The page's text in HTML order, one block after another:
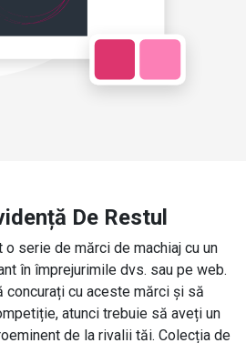
De Restul
serie de mărci de machiaj cu un
în împrejurimile dvs. sau pe web.
concurați cu aceste mărci și să
atunci trebuie să aveți un
de la rivalii tăi. Colecția de